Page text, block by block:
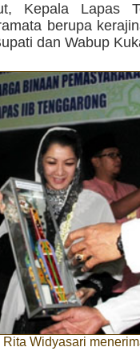
Kepala Lapas
berupa
dan Wabup
Widyasari